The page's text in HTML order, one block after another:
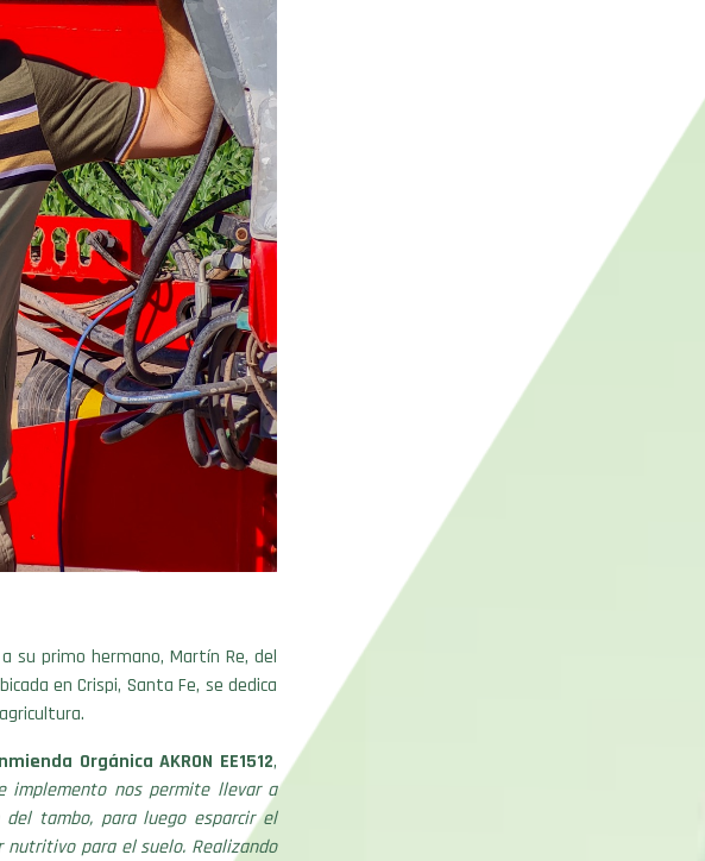
su primo hermano, Martín Re, del
en Crispi, Santa Fe, se dedica
Orgánica AKRON EE1512,
implemento nos permite llevar a
tambo, para luego esparcir el
para el suelo. Realizando